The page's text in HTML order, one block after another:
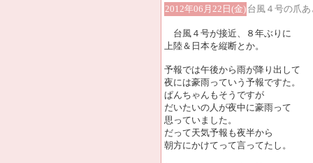
2012年06月22日(金) 台風４号の爪あ
台風４号が接近、８年ぶりに
上陸＆日本を縦断とか。
予報では午後から雨が降り出して
夜には豪雨っていう予報ですた。
ぱんちゃんもそうですが
だいたいの人が夜中に豪雨って
思っていました。
だって天気予報も夜半から
朝方にかけてって言ってたし。